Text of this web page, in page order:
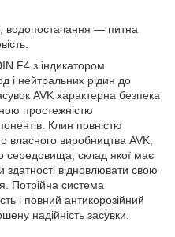
водопостачання — питна
F4 з індикатором
і нейтральних рідин до
AVK характерна безпека
простежністю
Клин повністю
власного виробництва AVK,
середовища, склад якої має
здатності відновлювати свою
Потрійна система
і повний антикорозійний
надійність засувки.